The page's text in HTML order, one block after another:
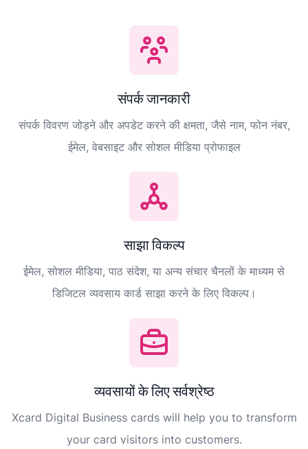
संपर्क जानकारी
संपर्क विवरण जोड़ने और अपडेट करने की क्षमता, जैसे नाम, फोन नंबर,
ईमेल, वेबसाइट और सोशल मीडिया प्रोफाइल
साझा विकल्प
ईमेल, सोशल मीडिया, पाठ संदेश, या अन्य संचार चैनलों के माध्यम से
डिजिटल व्यवसाय कार्ड साझा करने के लिए विकल्प।
व्यवसायों के लिए सर्वश्रेष्ठ
Xcard Digital Business cards will help you to transform
your card visitors into customers.